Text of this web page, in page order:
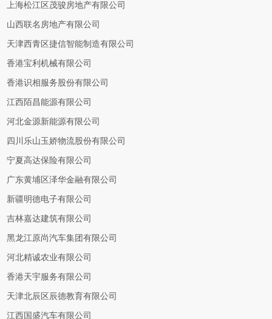
上海松江区茂骏房地产有限公司
山西联名房地产有限公司
天津西青区捷信智能制造有限公司
香港宝利机械有限公司
香港识相服务股份有限公司
江西陌昌能源有限公司
河北金源新能源有限公司
四川乐山玉娇物流股份有限公司
宁夏高达保险有限公司
广东黄埔区泽华金融有限公司
新疆明德电子有限公司
吉林嘉达建筑有限公司
黑龙江原尚汽车集团有限公司
河北精诚农业有限公司
香港天宇服务有限公司
天津北辰区辰德教育有限公司
江西国盛汽车有限公司